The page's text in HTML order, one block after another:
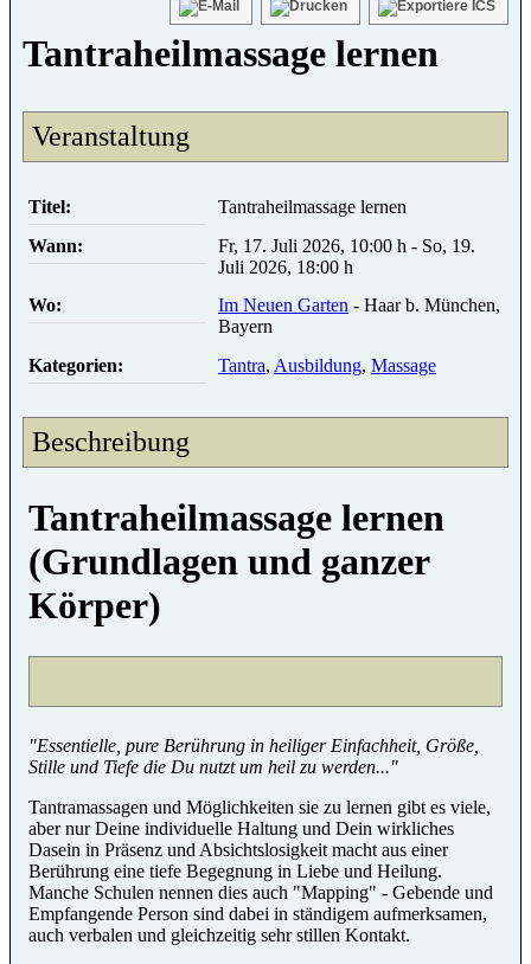
Tantraheilmassage lernen
Veranstaltung
Titel:
Tantraheilmassage lernen
Wann:
Fr, 17. Juli 2026, 10:00 h - So, 19.
Juli 2026, 18:00 h
Wo:
Im Neuen Garten - Haar b. München,
Bayern
Kategorien:
Tantra, Ausbildung, Massage
Beschreibung
Tantraheilmassage lernen
(Grundlagen und ganzer
Körper)
"Essentielle, pure Berührung in heiliger Einfachheit, Größe,
Stille und Tiefe die Du nutzt um heil zu werden..."
Tantramassagen und Möglichkeiten sie zu lernen gibt es viele,
aber nur Deine individuelle Haltung und Dein wirkliches
Dasein in Präsenz und Absichtslosigkeit macht aus einer
Berührung eine tiefe Begegnung in Liebe und Heilung.
Manche Schulen nennen dies auch "Mapping" - Gebende und
Empfangende Person sind dabei in ständigem aufmerksamen,
auch verbalen und gleichzeitig sehr stillen Kontakt.